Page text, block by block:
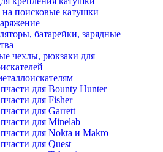
поисковые катушки
батарейки, зарядные
чехлы, рюкзаки для
для Bounty Hunter
для Fisher
для Garrett
для Minelab
для Nokta и Makro
для Quest